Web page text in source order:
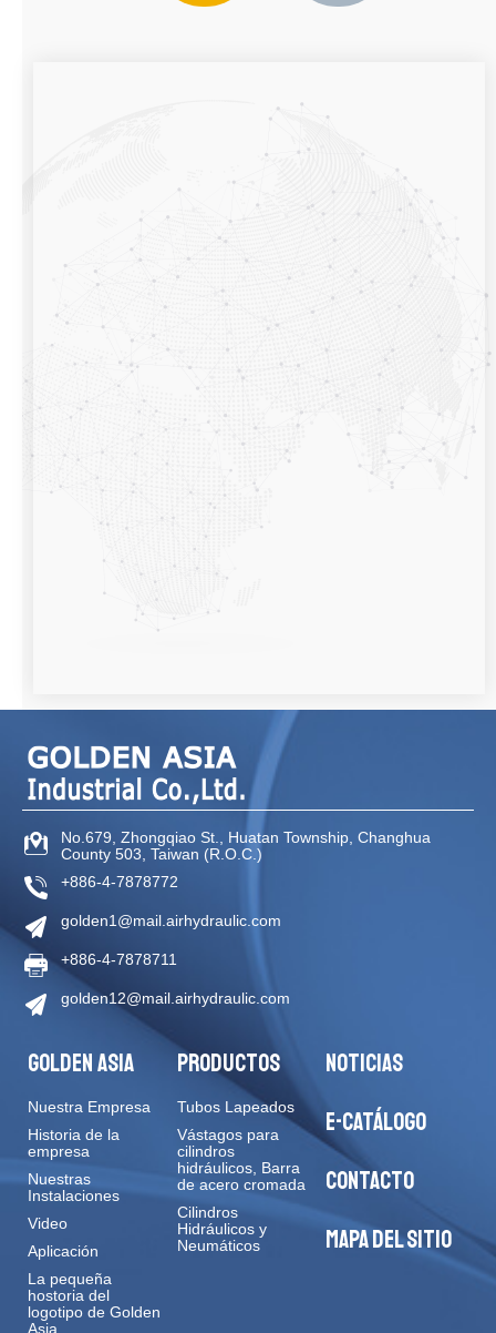
No.679, Zhongqiao St Huatan Township Changhua
County 503 Taiwan (R.O.C.)
+886-4-7878772
golden1@mail.airhydraulic.com
+886-4-7878711
golden12@mail.airhydraulic.com
GOLDEN ASIA
Nuestra Empresa
Historia de la
empresa
Nuestras
Instalaciones
Video
Aplicación
La pequeña
hostoria del
logotipo de Golden
Asia
PRODUCTOS
Tubos Lapeados
Vástagos para
cilindros
hidráulicos, Barra
de acero cromada
Cilindros
Hidráulicos y
Neumáticos
NOTICIAS
E-CATÁLOGO
CONTACTO
MAPA DEL SITIO